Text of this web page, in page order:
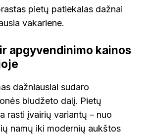
pietų patiekalas dažnai
vakariene.
apgyvendinimo kainos
dažniausiai sudaro
biudžeto dalį. Pietų
rasti įvairių variantų – nuo
namų iki modernių aukštos